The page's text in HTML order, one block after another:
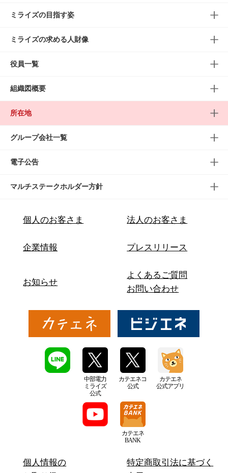
ミライズの目指す姿
ミライズの求める人財像
役員一覧
組織図概要
所在地
グループ会社一覧
電子公告
マルチステークホルダー方針
個人のお客さま 法人のお客さま
企業情報 プレスリリース
お知らせ
よくあるご質問
お問い合わせ
中部電力
ミライズ
公式
カテエネコ
公式
カテエネ
公式アプリ
カテエネ
BANK
個人情報の
特定商取引法に基づく